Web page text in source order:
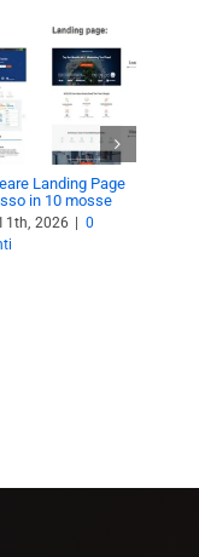
Landing Page
in 10 mosse
2026
0